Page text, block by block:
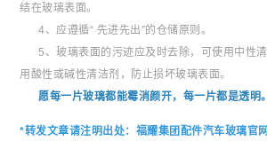
结在玻璃表面。
4、应遵循“ 先进先出”的仓储原则。
5、玻璃表面的污迹应及时去除，可使用中性
用酸性或碱性清洁剂，防止损坏玻璃表面。
愿每一片玻璃都能霉消颜开，每一片都是透明。
*转发文章请注明出处：福耀集团配件汽车玻璃官网